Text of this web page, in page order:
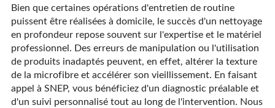
Bien que certaines opérations d'entretien de routine
puissent être réalisées à domicile, le succès d'un nettoyage
en profondeur repose souvent sur l'expertise et le matériel
professionnel. Des erreurs de manipulation ou l'utilisation
de produits inadaptés peuvent, en effet, altérer la texture
de la microfibre et accélérer son vieillissement. En faisant
appel à SNEP, vous bénéficiez d'un diagnostic préalable et
d'un suivi personnalisé tout au long de l'intervention. Nous